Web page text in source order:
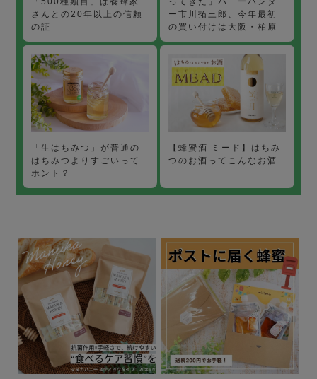
さんとの20年以上の信頼
の証
ー市川拓三郎、今年最初
の買い付けは大阪・柏原
「生はちみつ」が普通の
はちみつよりすごいって
ホント？
【蜂蜜酒 ミード】はちみ
つのお酒ってこんなお酒